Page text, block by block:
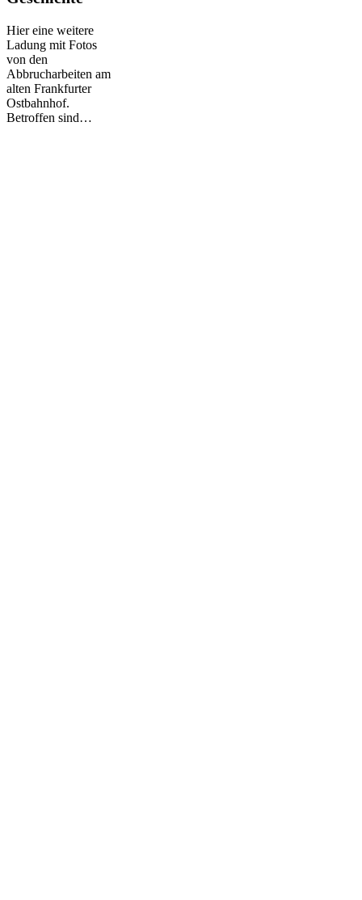
Hier eine weitere
Ladung mit Fotos
von den
Abbrucharbeiten am
alten Frankfurter
Ostbahnhof.
Betroffen sind…